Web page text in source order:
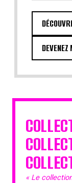
« Le